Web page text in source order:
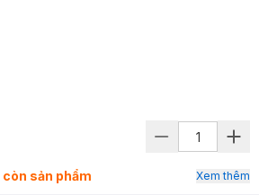
còn sản phẩm Xem thêm